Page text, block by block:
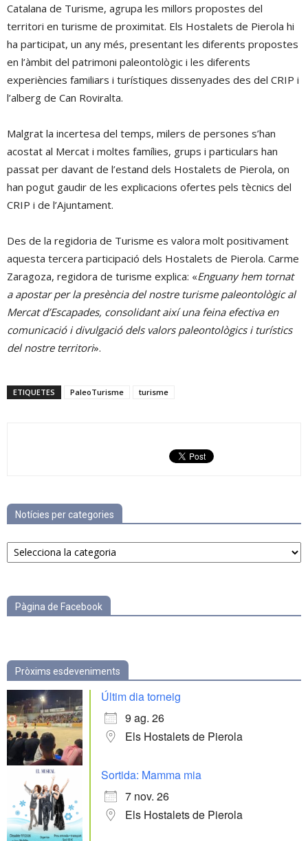
Catalana de Turisme, agrupa les millors propostes del
territori en turisme de proximitat. Els Hostalets de Pierola hi
ha participat, un any més, presentant les diferents propostes
en l’àmbit del patrimoni paleontològic i les diferents
experiències familiars i turístiques dissenyades des del CRIP i
l’alberg de Can Roviralta.
Malgrat la incertesa del temps, milers de persones s’han
acostat al Mercat i moltes famílies, grups i particulars han
passat per davant de l’estand dels Hostalets de Pierola, on
han pogut gaudir de les explicacions ofertes pels tècnics del
CRIP i de l’Ajuntament.
Des de la regidoria de Turisme es valora molt positivament
aquesta tercera participació dels Hostalets de Pierola. Carme
Zaragoza, regidora de turisme explica: «Enguany hem tornat
a apostar per la presència del nostre turisme paleontològic al
Mercat d’Escapades, consolidant així una feina efectiva en
comunicació i divulgació dels valors paleontològics i turístics
del nostre territori».
ETIQUETES PaleoTurisme turisme
Notícies per categories
Notícies
per
Pàgina de Facebook
Pròxims esdeveniments
Últim dia torneig
9 ag. 26
Els Hostalets de Pierola
Sortida: Mamma mia
7 nov. 26
Els Hostalets de Pierola